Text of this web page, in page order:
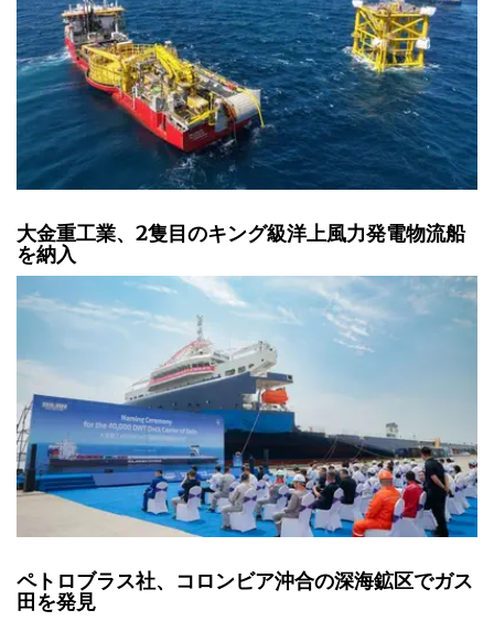
大金重工業、2隻目のキング級洋上風力発電物流船
を納入
ペトロブラス社、コロンビア沖合の深海鉱区でガス
田を発見